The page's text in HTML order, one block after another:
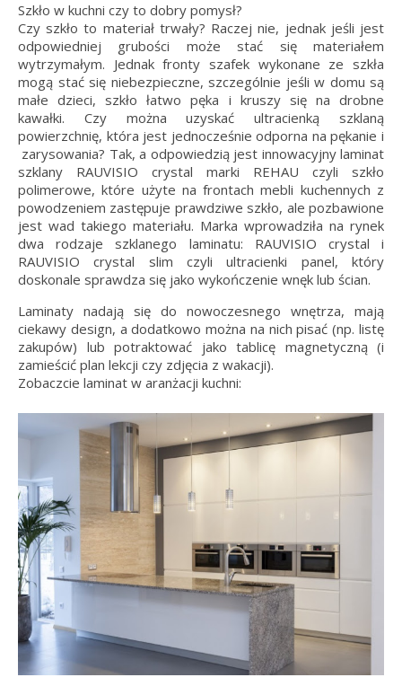
Szkło w kuchni czy to dobry pomysł?
Czy szkło to materiał trwały? Raczej nie, jednak jeśli jest
odpowiedniej grubości może stać się materiałem
wytrzymałym. Jednak fronty szafek wykonane ze szkła
mogą stać się niebezpieczne, szczególnie jeśli w domu są
małe dzieci, szkło łatwo pęka i kruszy się na drobne
kawałki. Czy można uzyskać ultracienką szklaną
powierzchnię, która jest jednocześnie odporna na pękanie i
zarysowania? Tak, a odpowiedzią jest innowacyjny laminat
szklany RAUVISIO crystal marki REHAU czyli szkło
polimerowe, które użyte na frontach mebli kuchennych z
powodzeniem zastępuje prawdziwe szkło, ale pozbawione
jest wad takiego materiału. Marka wprowadziła na rynek
dwa rodzaje szklanego laminatu: RAUVISIO crystal i
RAUVISIO crystal slim czyli ultracienki panel, który
doskonale sprawdza się jako wykończenie wnęk lub ścian.
Laminaty nadają się do nowoczesnego wnętrza, mają
ciekawy design, a dodatkowo można na nich pisać (np. listę
zakupów) lub potraktować jako tablicę magnetyczną (i
zamieścić plan lekcji czy zdjęcia z wakacji).
Zobaczcie laminat w aranżacji kuchni: